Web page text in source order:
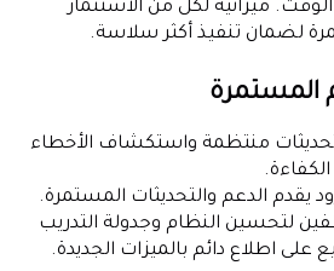
ميزانية لكل من الاستثمار
لضمان تنفيذ أكثر سلاسة.
تحديثات منتظمة واستكشاف الأخطاء
يقدم الدعم والتحديثات المستمرة.
لتحسين النظام وجدولة التدريب
على اطلاع دائم بالميزات الجديدة.